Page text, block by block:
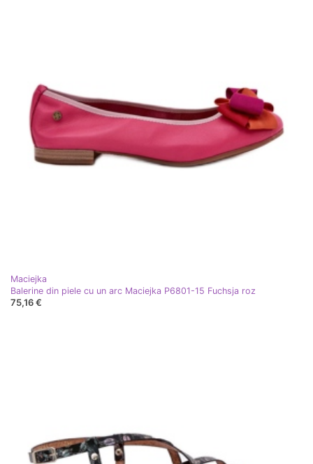
Maciejka
Balerine din piele cu un arc Maciejka P6801-15 Fuchsja roz
75,16 €